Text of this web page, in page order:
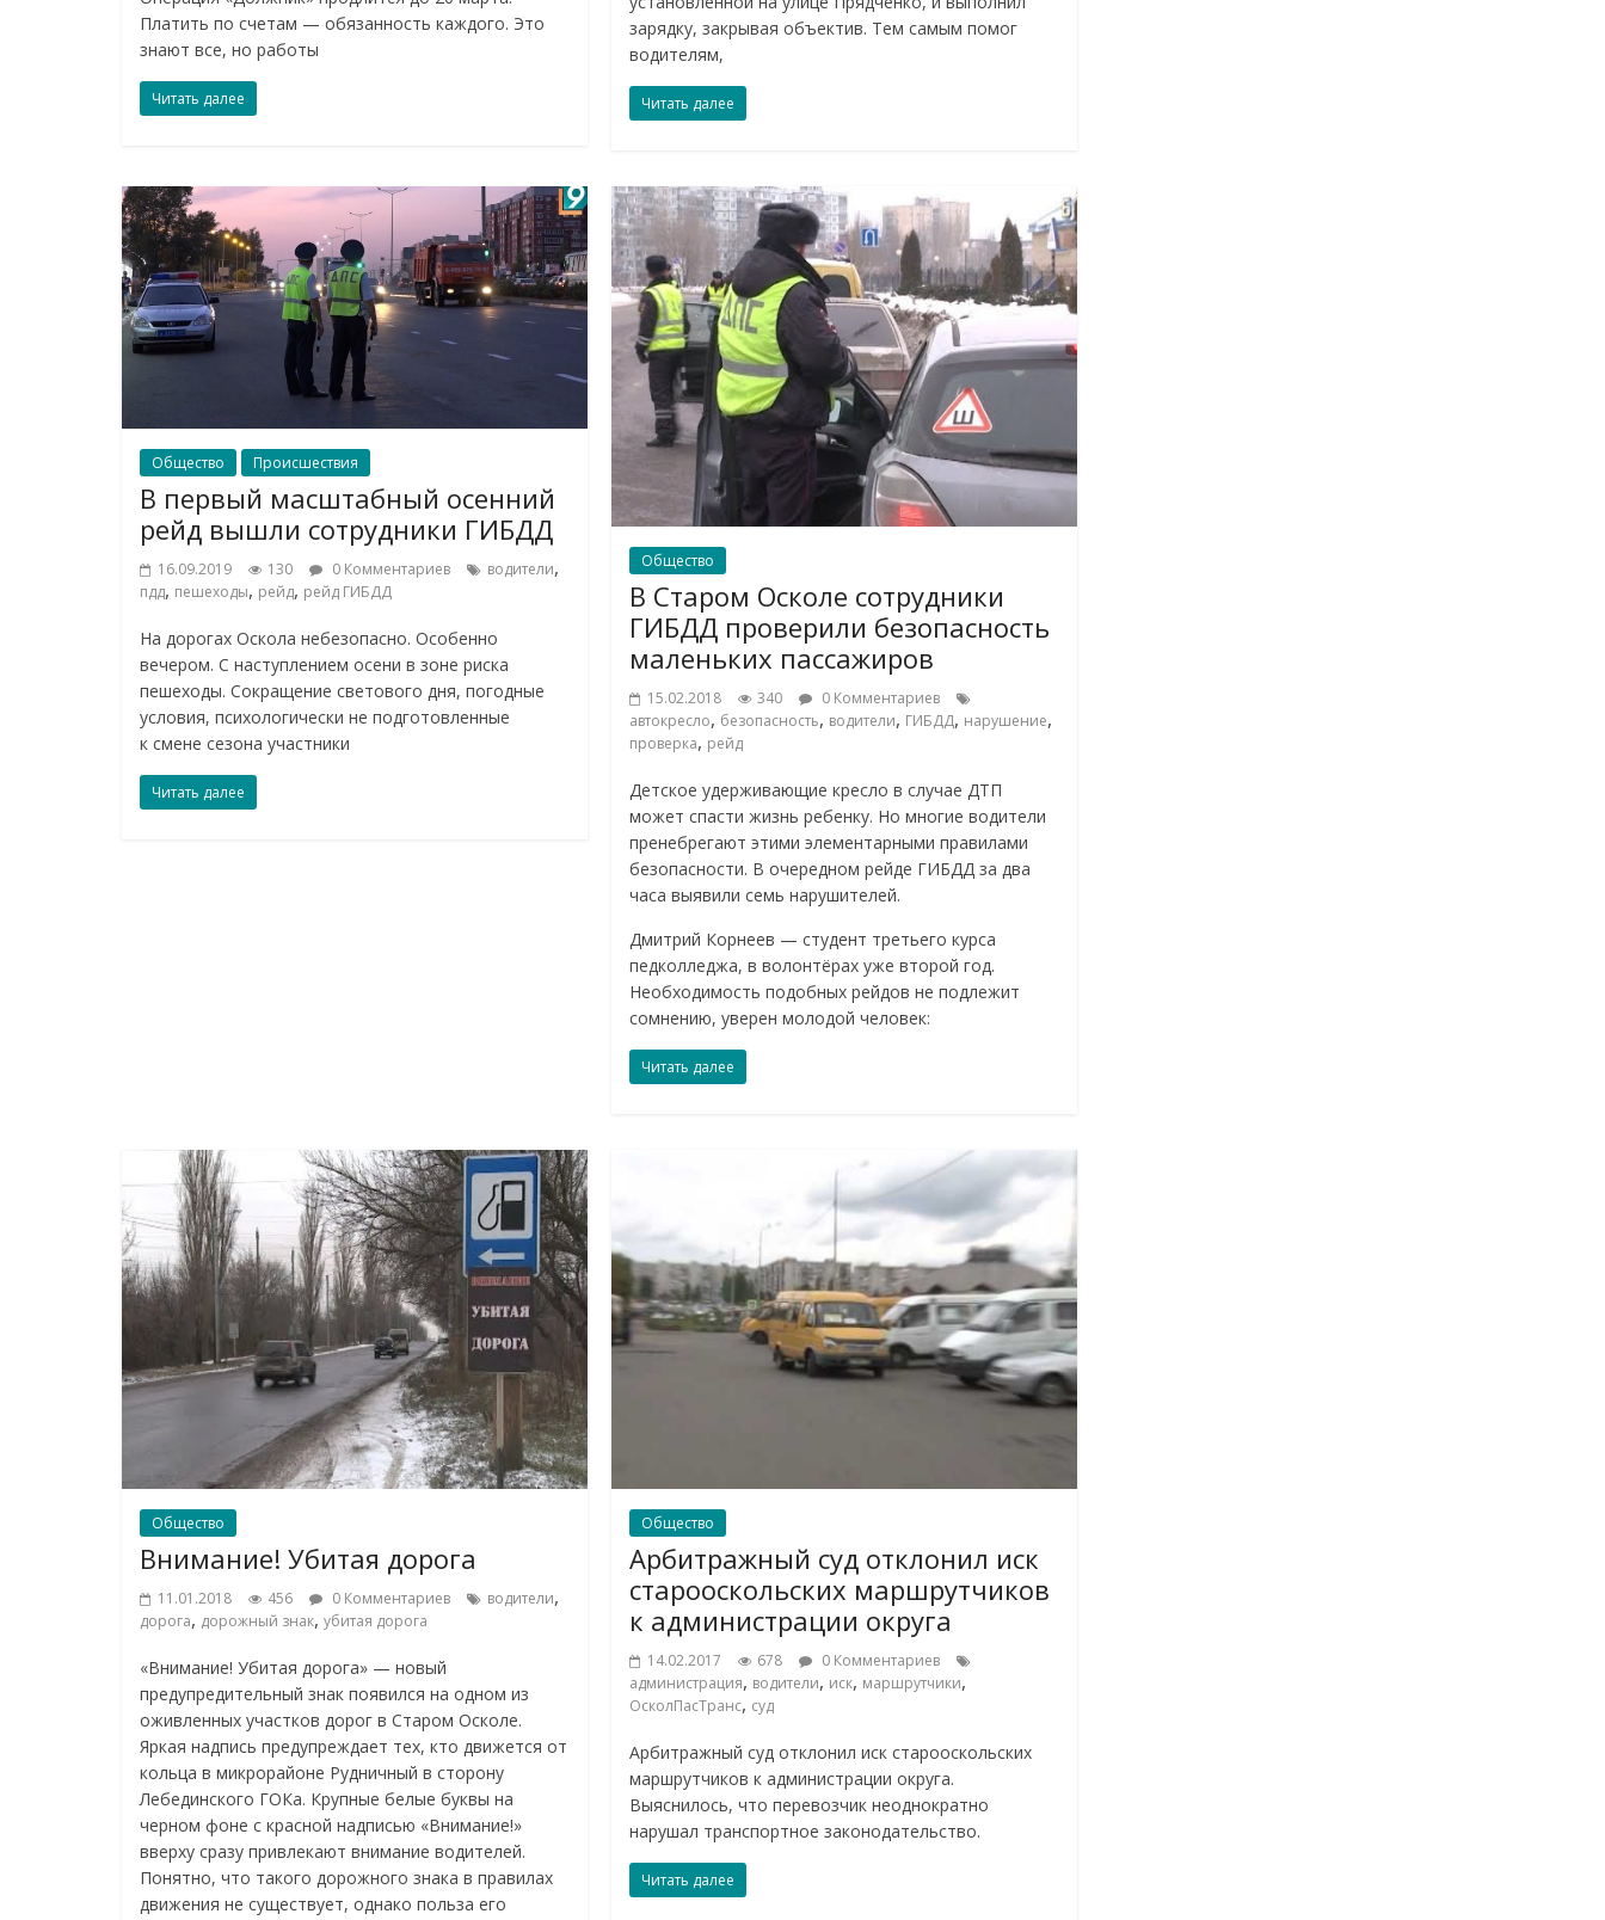
Платить по счетам — обязанность каждого. Это
знают все, но работы
Читать далее
зарядку, закрывая объектив. Тем самым помог
водителям,
Читать далее
Общество Происшествия
В первый масштабный осенний
рейд вышли сотрудники ГИБДД
16.09.2019 130 0 Комментариев водители,
пдд, пешеходы, рейд, рейд ГИБДД
На дорогах Оскола небезопасно. Особенно
вечером. С наступлением осени в зоне риска
пешеходы. Сокращение светового дня, погодные
условия, психологически не подготовленные
к смене сезона участники
Читать далее
Общество
В Старом Осколе сотрудники
ГИБДД проверили безопасность
маленьких пассажиров
15.02.2018 340
0 Комментариев
автокресло, безопасность, водители, ГИБДД, нарушение,
проверка, рейд
Детское удерживающие кресло в случае ДТП
может спасти жизнь ребенку. Но многие водители
пренебрегают этими элементарными правилами
безопасности. В очередном рейде ГИБДД за два
часа выявили семь нарушителей.
Дмитрий Корнеев — студент третьего курса
педколледжа, в волонтёрах уже второй год.
Необходимость подобных рейдов не подлежит
сомнению, уверен молодой человек:
Читать далее
Общество
Внимание! Убитая дорога
11.01.2018 456 0 Комментариев водители,
дорога, дорожный знак, убитая дорога
«Внимание! Убитая дорога» — новый
предупредительный знак появился на одном из
оживленных участков дорог в Старом Осколе.
Яркая надпись предупреждает тех, кто движется от
кольца в микрорайоне Рудничный в сторону
Лебединского ГОКа. Крупные белые буквы на
черном фоне с красной надписью «Внимание!»
вверху сразу привлекают внимание водителей.
Понятно, что такого дорожного знака в правилах
движения не существует, однако польза его
Общество
Арбитражный суд отклонил иск
старооскольских маршрутчиков
к администрации округа
14.02.2017 678
0 Комментариев
администрация, водители, иск, маршрутчики,
ОсколПасТранс, суд
Арбитражный суд отклонил иск старооскольских
маршрутчиков к администрации округа.
Выяснилось, что перевозчик неоднократно
нарушал транспортное законодательство.
Читать далее